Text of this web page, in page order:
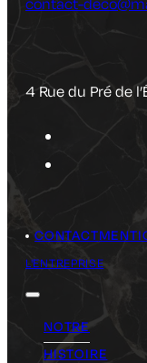
4 Rue du Pré de
L'ENTREPRISE
NOTRE
HISTOIRE
CONTACT